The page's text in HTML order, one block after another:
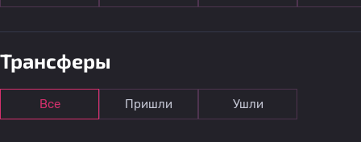
Трансферы
Все Пришли Ушли